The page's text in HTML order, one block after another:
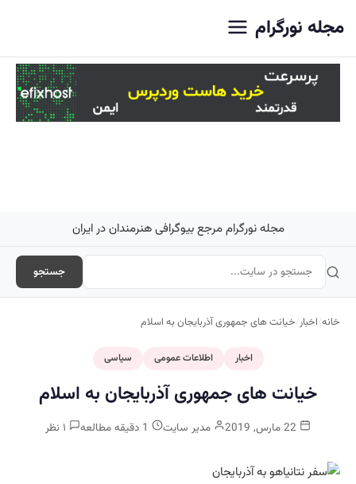
مجله نورگرام
مجله نورگرام مرجع بیوگرافی هنرمندان در ایران
جستجو
خانه/اخبار/خیانت های جمهوری آذربایجان به اسلام
اخبار اطلاعات عمومی سیاسی
خیانت های جمهوری آذربایجان به اسلام
مدیر سایت